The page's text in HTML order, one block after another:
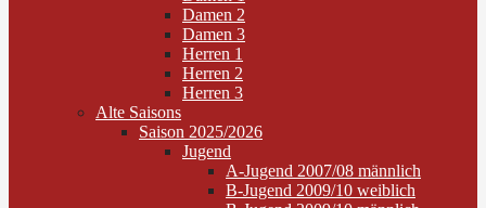
Damen 2
Damen 3
Herren 1
Herren 2
Herren 3
Alte Saisons
Saison 2025/2026
Jugend
A-Jugend 2007/08 männlich
B-Jugend 2009/10 weiblich